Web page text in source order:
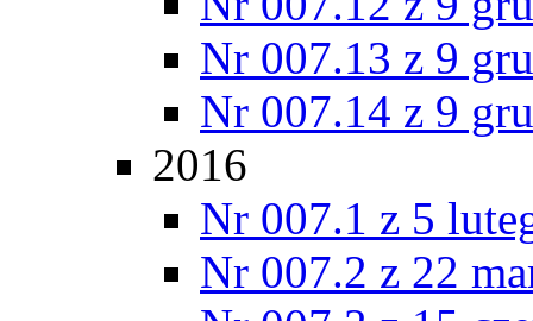
Nr 007.13 z 9
Nr 007.14 z 9
2016
Nr 007.1 z 5
Nr 007.2 z 22